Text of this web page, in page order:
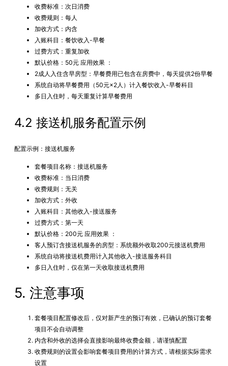
收费标准：次日消费
收费规则：每人
加收方式：内含
入账科目：餐饮收入-早餐
过费方式：重复加收
默认价格：50元 应用效果 ：
2成人入住含早房型：早餐费用已包含在房费中，每天提供2份早餐
系统自动将早餐费用（50元×2人）计入餐饮收入-早餐科目
多日入住时，每天重复计算早餐费用
4.2 接送机服务配置示例
配置示例：接送机服务
套餐项目名称：接送机服务
收费标准：当日消费
收费规则：无关
加收方式：外收
入账科目：其他收入-接送服务
过费方式：第一天
默认价格：200元 应用效果 ：
客人预订含接送机服务的房型：系统额外收取200元接送机费用
系统自动将接送机费用计入其他收入-接送服务科目
多日入住时，仅在第一天收取接送机费用
5. 注意事项
套餐项目配置修改后，仅对新产生的预订有效，已确认的预订套餐
项目不会自动调整
内含和外收的选择会直接影响最终收费金额，请谨慎配置
收费规则的设置会影响套餐项目费用的计算方式，请根据实际需求
设置